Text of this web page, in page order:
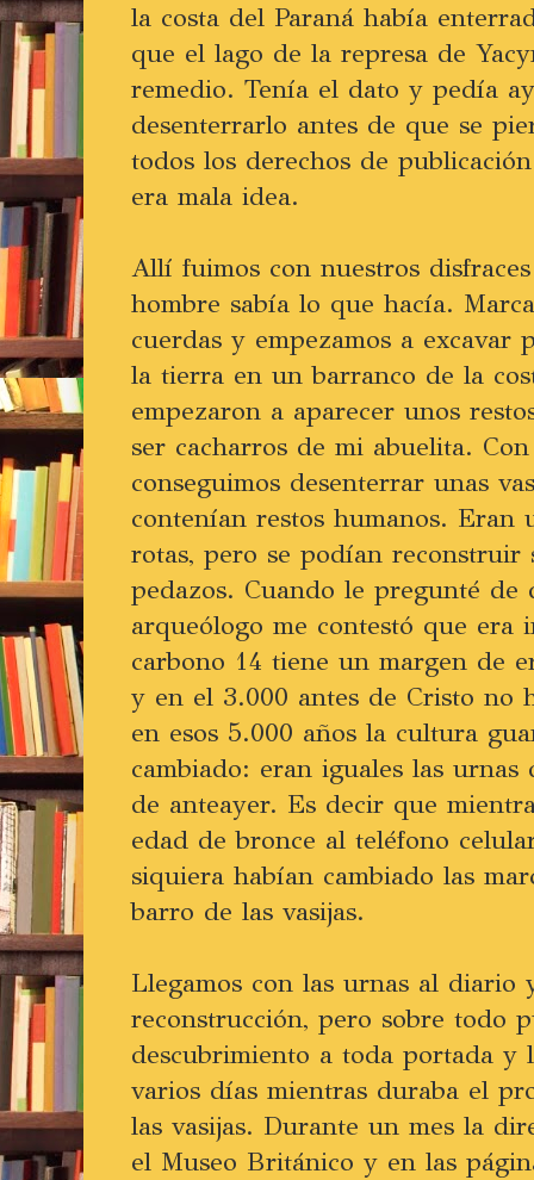
la costa del Paraná había
que el lago de la represa de
remedio. Tenía el dato y pedía
desenterrarlo antes de que se
todos los derechos de
era mala idea.
Allí fuimos con nuestros
hombre sabía lo que hacía.
cuerdas y empezamos a
la tierra en un barranco de la
empezaron a aparecer unos
ser cacharros de mi abuelita.
conseguimos desenterrar unas
contenían restos humanos. Eran
rotas, pero se podían reconstruir
pedazos. Cuando le pregunté de
arqueólogo me contestó que era
carbono 14 tiene un margen de
y en el 3.000 antes de Cristo no
en esos 5.000 años la cultura
cambiado: eran iguales las
de anteayer. Es decir que
edad de bronce al teléfono
siquiera habían cambiado las
barro de las vasijas.
Llegamos con las urnas al diario
reconstrucción, pero sobre todo
descubrimiento a toda portada y
varios días mientras duraba el
las vasijas. Durante un mes la
el Museo Británico y en las